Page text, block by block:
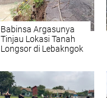
Babinsa Argasunya
Tinjau Lokasi Tanah
Longsor di Lebakngok